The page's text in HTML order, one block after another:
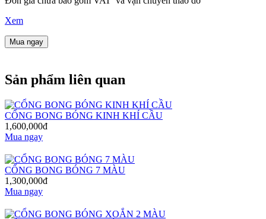
Xem
Mua ngay
Sản phẩm liên quan
CỔNG BONG BÓNG KINH KHÍ CẦU
1,600,000đ
Mua ngay
CỔNG BONG BÓNG 7 MÀU
1,300,000đ
Mua ngay